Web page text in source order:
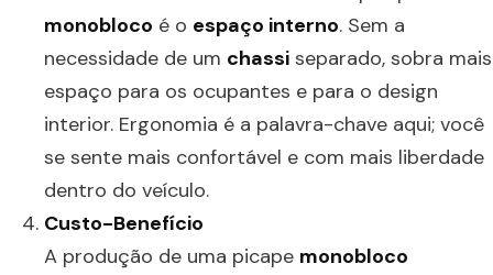
monobloco é o espaço interno. Sem a
necessidade de um chassi separado, sobra mais
espaço para os ocupantes e para o design
interior. Ergonomia é a palavra-chave aqui; você
se sente mais confortável e com mais liberdade
dentro do veículo.
Custo-Benefício
A produção de uma picape monobloco